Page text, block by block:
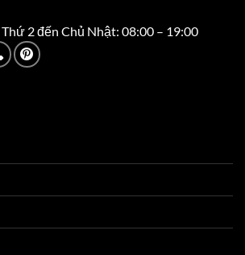
2 đến Chủ Nhật: 08:00 – 19:00